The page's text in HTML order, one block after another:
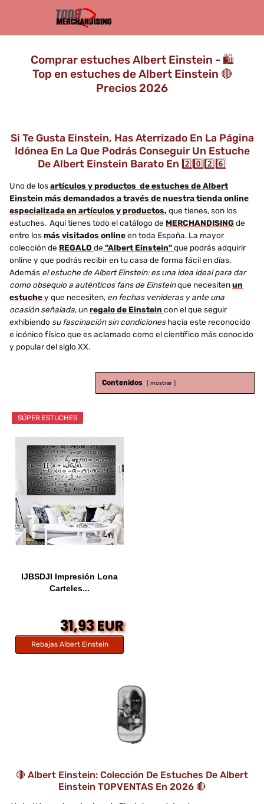
Comprar estuches Albert Einstein - 🛍️
Top en estuches de Albert Einstein 🔴
Precios 2026
Si Te Gusta Einstein, Has Aterrizado En La Página
Idónea En La Que Podrás Conseguir Un Estuche
De Albert Einstein Barato En 2️⃣0️⃣2️⃣6️⃣
Uno de losartículos y productos de estuches de Albert
Einstein más demandados a través de nuestra tienda online
especializada en artículos y productos, que tienes, son los
estuches. Aquí tienes todo el catálogo de MERCHANDISINGde
entre losmás visitados onlineen toda España. La mayor
colección de REGALO de "Albert Einstein"que podrás adquirir
online y que podrás recibir en tu casa de forma fácil en días.
Además el estuche de Albert Einstein: es una idea ideal para dar
como obsequio a auténticos fans de Einsteinque necesitenun
estuchey que necesiten, en fechas venideras y ante una
ocasión señalada, unregalo de Einstein con el que seguir
exhibiendo su fascinación sin condicioneshacia este reconocido
e icónico físico que es aclamado como el científico más conocido
y popular del siglo XX.
Contenidos mostrar
SÚPER ESTUCHES
IJBSDJI Impresión Lona
Carteles...
31,93 EUR
Rebajas Albert Einstein
🔴 Albert Einstein: Colección De Estuches De Albert
Einstein TOPVENTAS En 2026 🔴